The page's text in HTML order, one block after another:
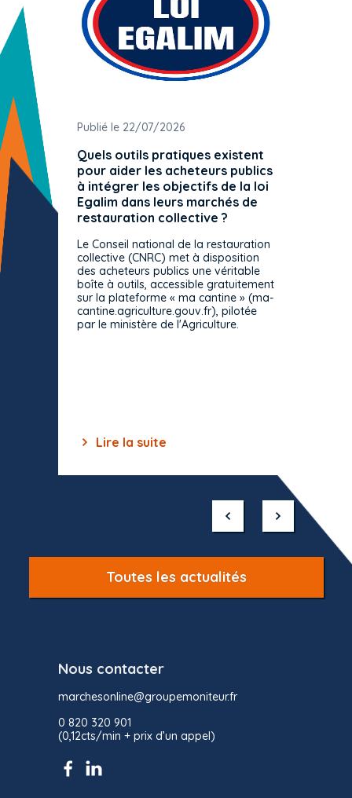
Publié le 22/07/2026
Quels outils pratiques existent
pour aider les acheteurs publics
à intégrer les objectifs de la loi
Egalim dans leurs marchés de
restauration collective ?
Le Conseil national de la restauration
collective (CNRC) met à disposition
des acheteurs publics une véritable
boîte à outils, accessible gratuitement
sur la plateforme « ma cantine » (ma-
cantine.agriculture.gouv.fr), pilotée
par le ministère de l'Agriculture.
Lire la suite
Toutes les actualités
Nous contacter
marchesonline@groupemoniteur.fr
0 820 320 901
(0,12cts/min + prix d’un appel)